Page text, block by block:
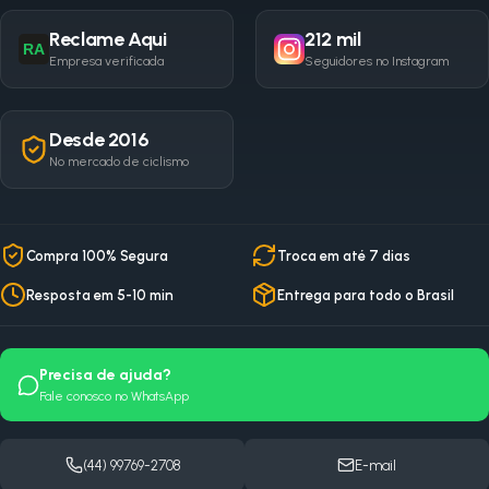
RA Reclame Aqui
Empresa verificada
212 mil
Seguidores no Instagram
Desde 2016
No mercado de ciclismo
Compra 100% Segura Troca em até 7 dias
Resposta em 5-10 min Entrega para todo o Brasil
Precisa de ajuda?
Fale conosco no WhatsApp
(44) 99769-2708 E-mail